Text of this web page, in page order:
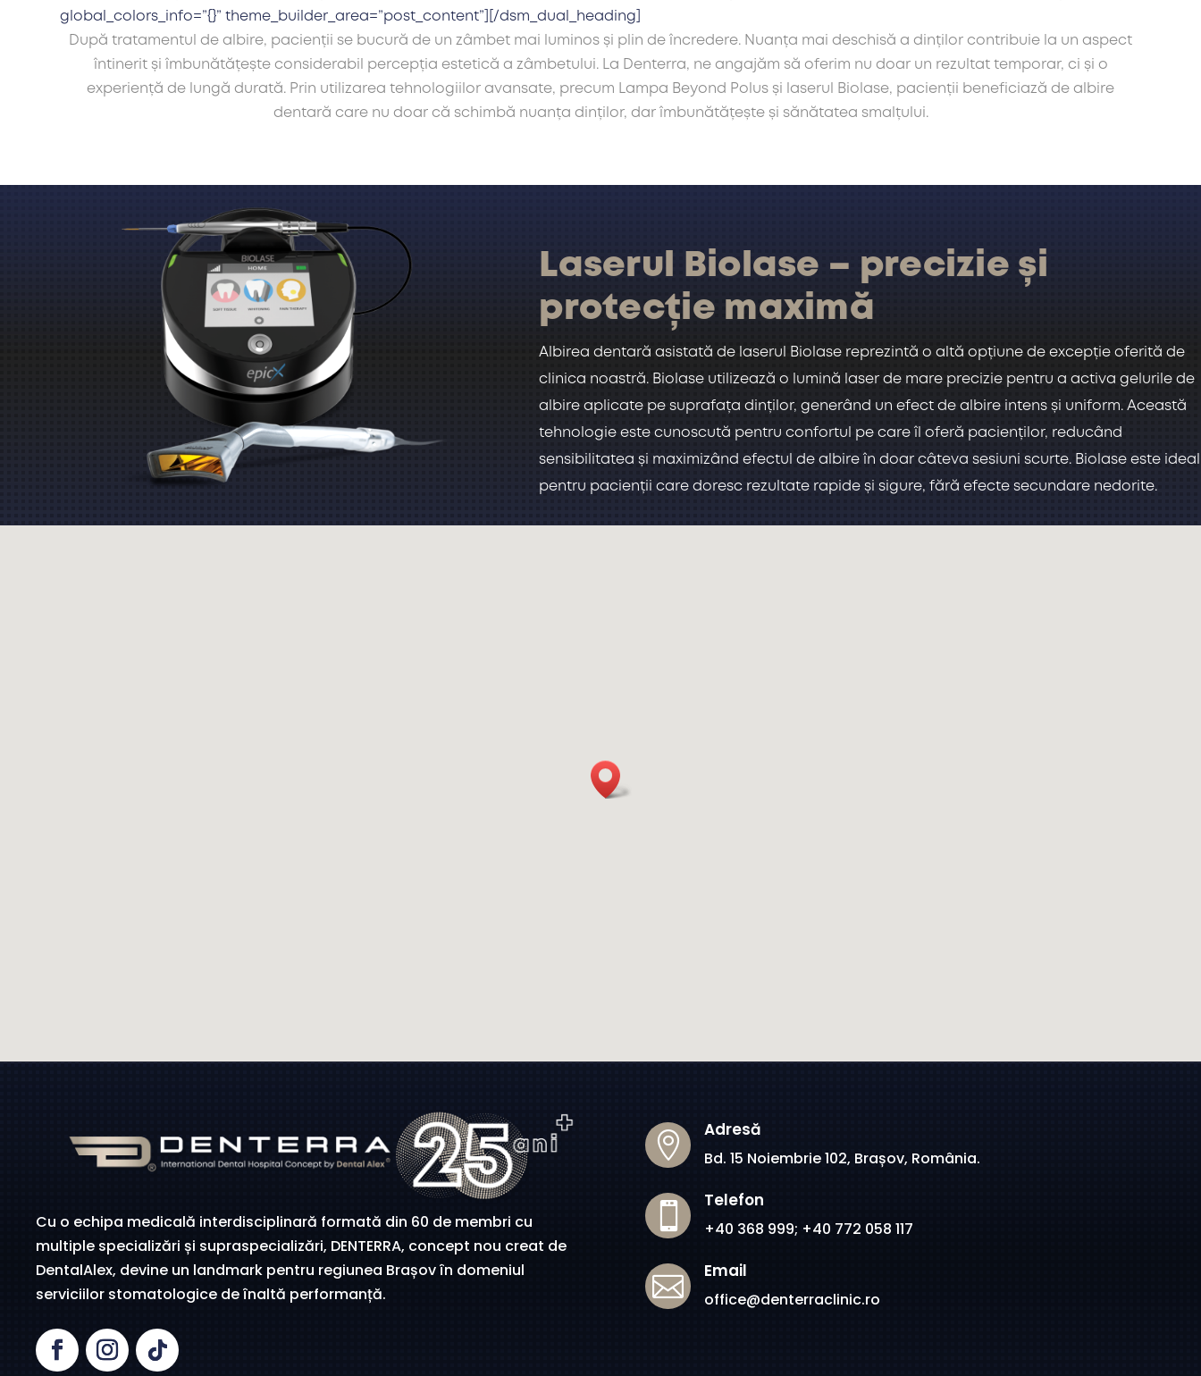
global_colors_info=”{}” theme_builder_area=”post_content”][/dsm_dual_heading]
După tratamentul de albire, pacienții se bucură de un zâmbet mai luminos și plin de încredere. Nuanța mai deschisă a dinților contribuie la un aspect
întinerit și îmbunătățește considerabil percepția estetică a zâmbetului. La Denterra, ne angajăm să oferim nu doar un rezultat temporar, ci și o
experiență de lungă durată. Prin utilizarea tehnologiilor avansate, precum Lampa Beyond Polus și laserul Biolase, pacienții beneficiază de albire
dentară care nu doar că schimbă nuanța dinților, dar îmbunătățește și sănătatea smalțului.
Laserul Biolase – precizie și
protecție maximă
Albirea dentară asistată de laserul Biolase reprezintă o altă opțiune de excepție oferită de
clinica noastră. Biolase utilizează o lumină laser de mare precizie pentru a activa gelurile de
albire aplicate pe suprafața dinților, generând un efect de albire intens și uniform. Această
tehnologie este cunoscută pentru confortul pe care îl oferă pacienților, reducând
sensibilitatea și maximizând efectul de albire în doar câteva sesiuni scurte. Biolase este ideal
pentru pacienții care doresc rezultate rapide și sigure, fără efecte secundare nedorite.
Cu o echipa medicală interdisciplinară formată din 60 de membri cu
multiple specializări și supraspecializări, DENTERRA, concept nou creat de
DentalAlex, devine un landmark pentru regiunea Brașov în domeniul
serviciilor stomatologice de înaltă performanță.
 Adresă
Bd. 15 Noiembrie 102, Brașov, România.
 Telefon
+40 368 999; +40 772 058 117
 Email
office@denterraclinic.ro